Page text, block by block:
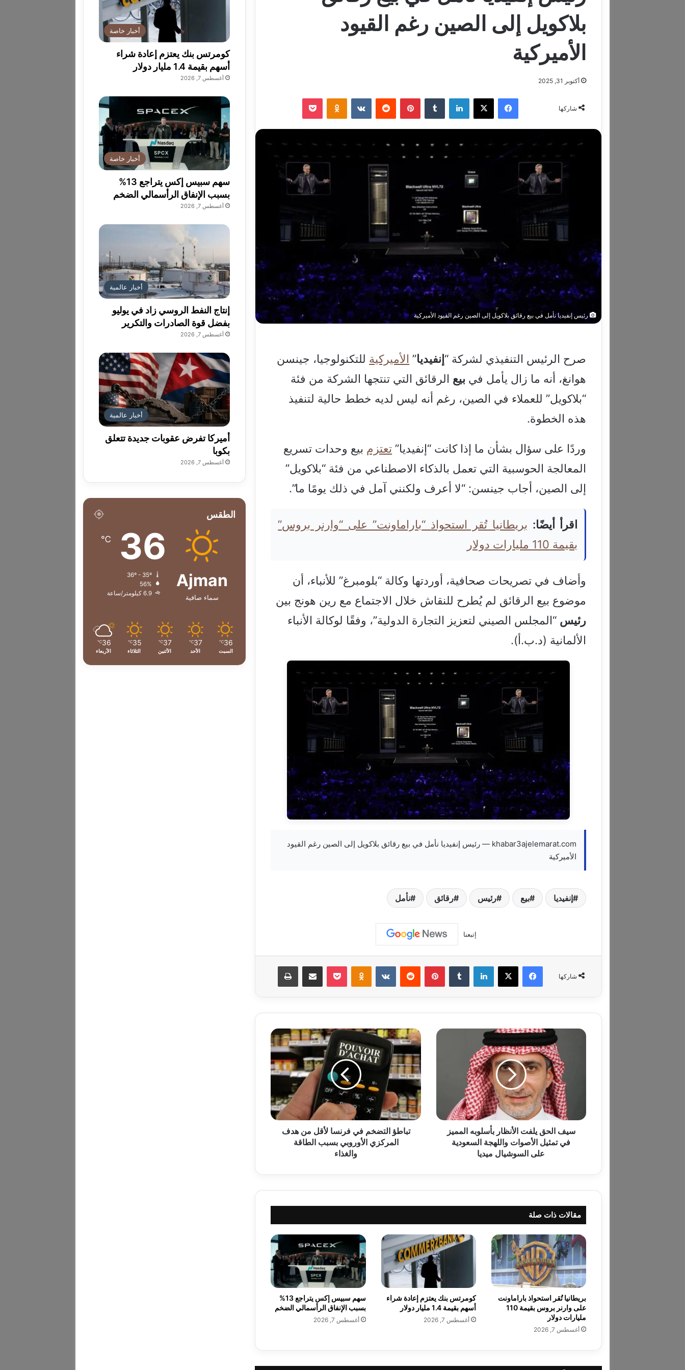
بلاكويل إلى الصين رغم القيود
الأميركية
أكتوبر 31, 2025
شاركها
فيسبوك ‫X لينكدإن ‏Tumblr بينتيريست ‏Reddit
‏VKontakte
Odnoklassniki
‫Pocket
رئيس إنفيديا نأمل في بيع رقائق بلاكويل إلى الصين رغم القيود الأميركية
صرح الرئيس التنفيذي لشركة “إنفيديا” الأميركية للتكنولوجيا، جينسن
هوانغ، أنه ما زال يأمل في بيع الرقائق التي تنتجها الشركة من فئة
“بلاكويل” للعملاء في الصين، رغم أنه ليس لديه خطط حالية لتنفيذ
هذه الخطوة.
وردًا على سؤال بشأن ما إذا كانت “إنفيديا” تعتزم بيع وحدات تسريع
المعالجة الحوسبية التي تعمل بالذكاء الاصطناعي من فئة “بلاكويل”
إلى الصين، أجاب جينسن: “لا أعرف ولكنني آمل في ذلك يومًا ما”.
اقرأ أيضًا: بريطانيا تُقر استحواذ “باراماونت” على “وارنر بروس”
بقيمة 110 مليارات دولار
وأضاف في تصريحات صحافية، أوردتها وكالة “بلومبرغ” للأنباء، أن
موضوع بيع الرقائق لم يُطرح للنقاش خلال الاجتماع مع رين هونج بين
رئيس “المجلس الصيني لتعزيز التجارة الدولية”، وفقًا لوكالة الأنباء
الألمانية (د.ب.أ).
khabar3ajelemarat.com — رئيس إنفيديا نأمل في بيع رقائق بلاكويل إلى الصين رغم القيود
الأميركية
إنفيديا بيع رئيس رقائق نأمل
إتبعنا
شاركها
فيسبوك ‫X لينكدإن ‏Tumblr بينتيريست ‏Reddit
‏VKontakte
Odnoklassniki
‫Pocket مشاركة عبر البريد طباعة
س
ل
أ
ا
ب
أ
س
ل
و
ب
ا
ل
م
م
ف
سيف الحق يلفت الأنظار بأسلوبه المميز
في تمثيل الأصوات واللهجة السعودية
على السوشيال ميديا
ت
ب
ا
ط
ؤ
ا
ل
ت
ض
ف
س
ل
أ
ق
ل
م
ن
ه
د
ف
ك
تباطؤ التضخم في فرنسا لأقل من هدف
المركزي الأوروبي بسبب الطاقة
والغذاء
مقالات ذات صلة
بريطانيا تُقر استحواذ باراماونت
على وارنر بروس بقيمة 110
مليارات دولار
أغسطس 7, 2026
كومرتس بنك يعتزم إعادة شراء
أسهم بقيمة 1.4 مليار دولار
أغسطس 7, 2026
سهم سبيس إكس يتراجع 13%
بسبب الإنفاق الرأسمالي الضخم
أغسطس 7, 2026
أخبار خاصة
كومرتس بنك يعتزم إعادة شراء
أسهم بقيمة 1.4 مليار دولار
أغسطس 7, 2026
أخبار خاصة
سهم سبيس إكس يتراجع 13%
بسبب الإنفاق الرأسمالي الضخم
أغسطس 7, 2026
أخبار عالمية
إنتاج النفط الروسي زاد في يوليو
بفضل قوة الصادرات والتكرير
أغسطس 7, 2026
أخبار عالمية
أميركا تفرض عقوبات جديدة تتعلق
بكوبا
أغسطس 7, 2026
الطقس
Ajman
سماء صافية
36
℃
56%
6.9 كيلومتر/ساعة
36
℃
السبت
37
℃
الأحد
37
℃
الأثنين
35
℃
الثلاثاء
36
℃
الأربعاء